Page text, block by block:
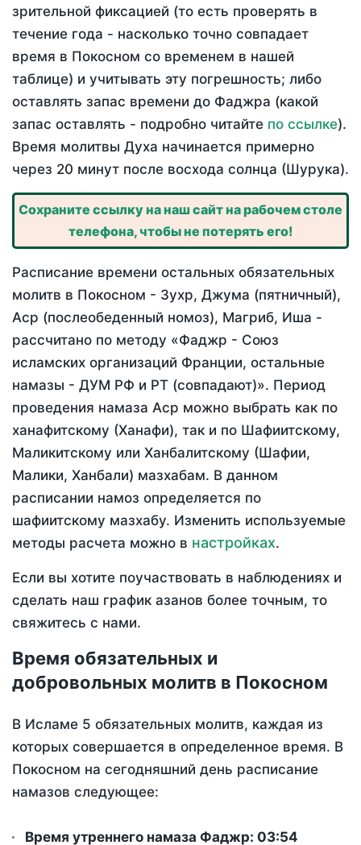
зрительной фиксацией (то есть проверять в
течение года - насколько точно совпадает
время в Покосном со временем в нашей
таблице) и учитывать эту погрешность; либо
оставлять запас времени до Фаджра (какой
запас оставлять - подробно читайте по ссылке).
Время молитвы Духа начинается примерно
через 20 минут после восхода солнца (Шурука).
Сохраните ссылку на наш сайт на рабочем столе
телефона, чтобы не потерять его!
Расписание времени остальных обязательных
молитв в Покосном - Зухр, Джума (пятничный),
Аср (послеобеденный номоз), Магриб, Иша -
рассчитано по методу «Фаджр - Союз
исламских организаций Франции, остальные
намазы - ДУМ РФ и РТ (совпадают)». Период
проведения намаза Аср можно выбрать как по
ханафитскому (Ханафи), так и по Шафиитскому,
Маликитскому или Ханбалитскому (Шафии,
Малики, Ханбали) мазхабам. В данном
расписании намоз определяется по
шафиитскому мазхабу. Изменить используемые
методы расчета можно в настройках.
Если вы хотите поучаствовать в наблюдениях и
сделать наш график азанов более точным, то
свяжитесь с нами.
Время обязательных и
добровольных молитв в Покосном
В Исламе 5 обязательных молитв, каждая из
которых совершается в определенное время. В
Покосном на сегодняшний день расписание
намазов следующее:
Время утреннего намаза Фаджр: 03:54